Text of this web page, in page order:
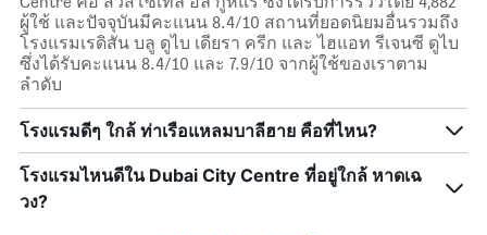
ผู้ใช้ และปัจจุบันมีคะแนน 8.4/10 สถานที่ยอดนิยมอื่นรวมถึง
โรงแรมเรดิสัน บลู ดูไบ เดียรา ครีก และ ไฮแอท รีเจนซี ดูไบ
ซึ่งได้รับคะแนน 8.4/10 และ 7.9/10 จากผู้ใช้ของเราตาม
ลำดับ
โรงแรมดีๆ ใกล้ ท่าเรือแหลมบาลีฮาย คือที่ไหน?
โรงแรมไหนดีใน Dubai City Centre ที่อยู่ใกล้ หาดเฉ
วง?